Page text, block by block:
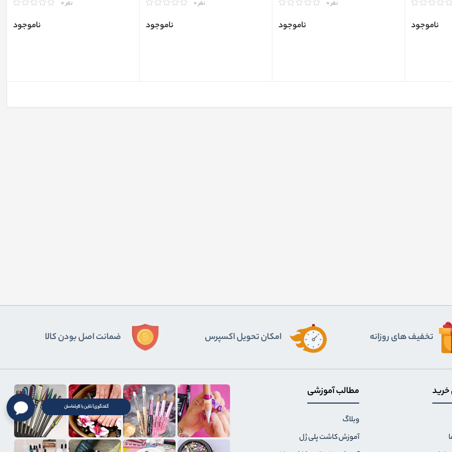
گفتگوی آنلاین با کارشناسان
ناموجود
نفر 0
ناموجود
نفر 0
ناموجود
نفر 0
ناموجود
تخفیف های روزانه اﻣﮑﺎن ﺗﺤﻮﯾﻞ اﮐﺴﭙﺮس ضمانت اصل بودن کالا
خرید مطالب آموزشی
وبلاگ
آموزش کاشت پلی ژل